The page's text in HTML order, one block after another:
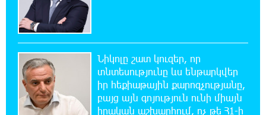
ունի
Արտակարգ դեպք՝ Վայոց ձորի մարզում․
Եղեգիս-Հերմոն ավտոճանապարհին
հորդառատ անձրևի հետևանքով տեղի է ունեցել
քարաթափում
Նիկոլը շատ կուզեր, որ
տնտեսությունը ևս ենթարկվեր
իր հեքիաթային քարոզչությանը,
բայց այն գոյություն ունի միայն
իրական աշխարհում, ոչ թե Հ1-ի